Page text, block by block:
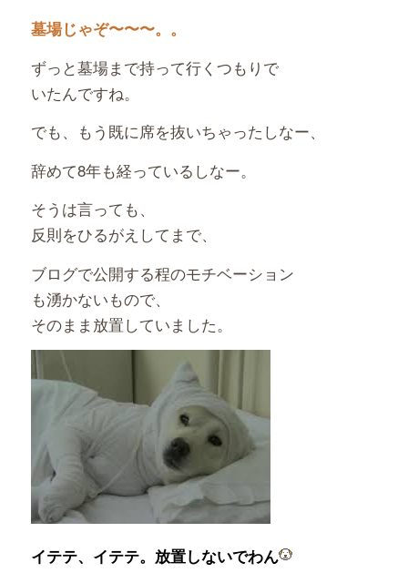
墓場じゃぞ〜〜〜。。
ずっと墓場まで持って行くつもりで
いたんですね。
でも、もう既に席を抜いちゃったしなー、
辞めて8年も経っているしなー。
そうは言っても、
反則をひるがえしてまで、
ブログで公開する程のモチベーション
も湧かないもので、
そのまま放置していました。
イテテ、イテテ。放置しないでわん